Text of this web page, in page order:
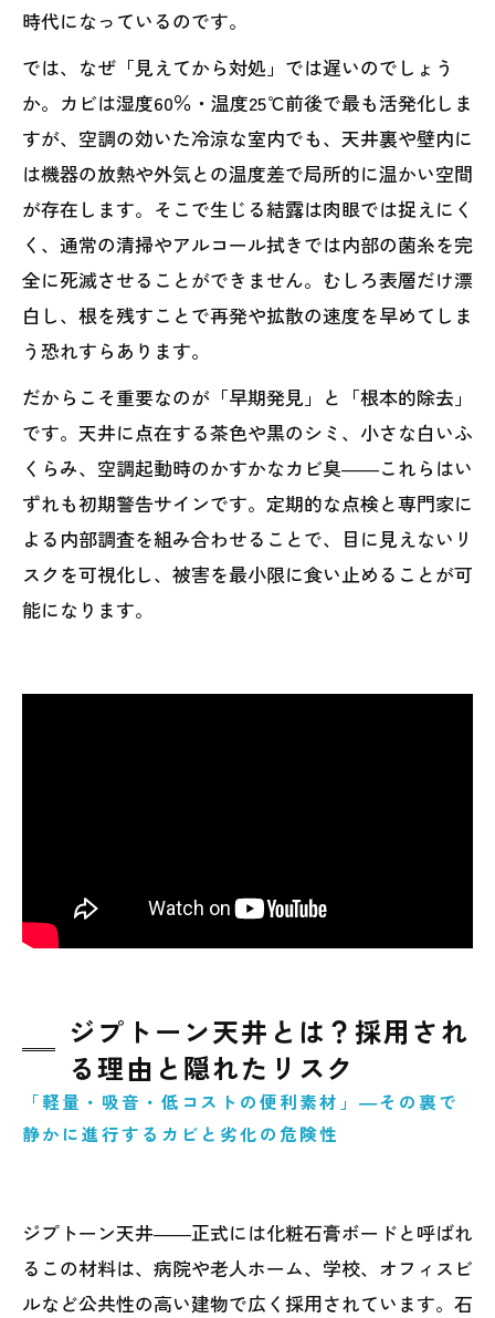
時代になっているのです。
では、なぜ「見えてから対処」では遅いのでしょう
か。カビは湿度60％・温度25℃前後で最も活発化しま
すが、空調の効いた冷涼な室内でも、天井裏や壁内に
は機器の放熱や外気との温度差で局所的に温かい空間
が存在します。そこで生じる結露は肉眼では捉えにく
く、通常の清掃やアルコール拭きでは内部の菌糸を完
全に死滅させることができません。むしろ表層だけ漂
白し、根を残すことで再発や拡散の速度を早めてしま
う恐れすらあります。
だからこそ重要なのが「早期発見」と「根本的除去」
です。天井に点在する茶色や黒のシミ、小さな白いふ
くらみ、空調起動時のかすかなカビ臭――これらはい
ずれも初期警告サインです。定期的な点検と専門家に
よる内部調査を組み合わせることで、目に見えないリ
スクを可視化し、被害を最小限に食い止めることが可
能になります。
ジプトーン天井とは？採用され
る理由と隠れたリスク
「軽量・吸音・低コストの便利素材」―その裏で
静かに進行するカビと劣化の危険性
ジプトーン天井――正式には化粧石膏ボードと呼ばれ
るこの材料は、病院や老人ホーム、学校、オフィスビ
ルなど公共性の高い建物で広く採用されています。石